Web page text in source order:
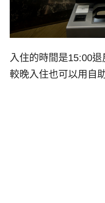
入住的時間是15:00
較晚入住也可以用自